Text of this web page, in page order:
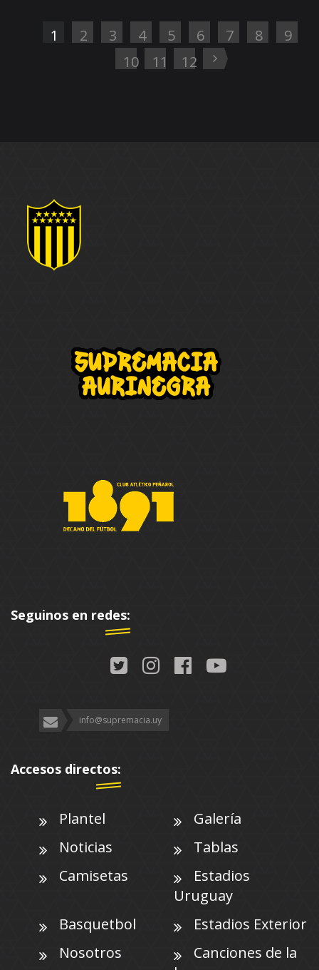
1 2 3 4 5 6 7 8
9
10
11 12
Seguinos en redes:
info@supremacia.uy
Accesos directos:
Plantel
Galería
Noticias
Tablas
Camisetas
Estadios
Uruguay
Basquetbol
Estadios Exterior
Nosotros
Canciones de la